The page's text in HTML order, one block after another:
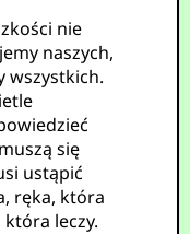
nie
naszych,
wszystkich.
się
ustąpić
ręka, która
leczy.